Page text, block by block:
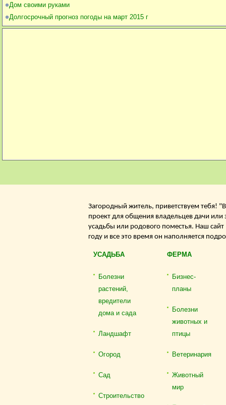
Дом своими руками
Долгосрочный прогноз погоды на март 2015 г
Загородный житель, приветствуем тебя!
проект для общения владельцев дачи или
усадьбы или родового поместья. Наш
году и все это время он наполняется
УСАДЬБА
Болезни
растений,
вредители
дома и сада
Ландшафт
Огород
Сад
Строительство
ФЕРМА
Бизнес-
планы
Болезни
животных и
птицы
Ветеринария
Животный
мир